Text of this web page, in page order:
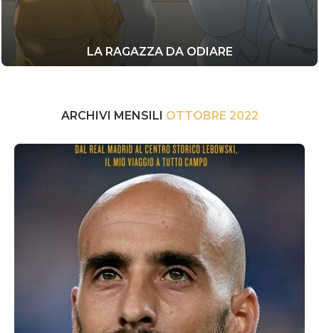
LA RAGAZZA DA ODIARE
ARCHIVI MENSILI OTTOBRE 2022